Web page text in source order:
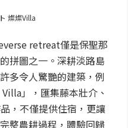
燦燦Villa
retreat僅是保聖那
拼圖之一。深耕淡路島
多令人驚艷的建築，例
」，匯集藤本壯介、
，不僅提供住宿，更讓
整農耕過程，體驗回歸